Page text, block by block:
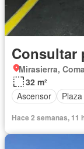
Consultar
Mirasierra,
32 m²
Ascensor
Hace 2 semanas, 11